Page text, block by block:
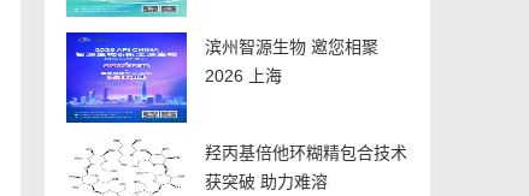
滨州智源生物 邀您相聚
2026 上海
羟丙基倍他环糊精包合技术
获突破 助力难溶